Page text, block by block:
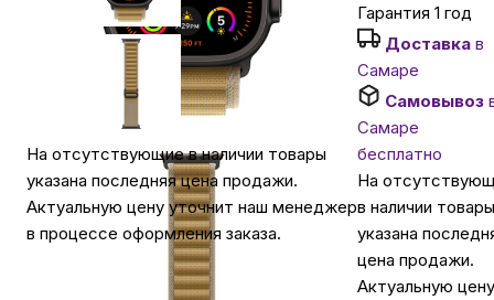
На отсутствующие в наличии товары
указана последняя цена продажи.
Актуальную цену уточнит наш менеджер
в процессе оформления заказа.
Гарантия 1 год
Доставка в
Самаре
Самовывоз
Самаре
бесплатно
На
в наличии товары
указана
цена продажи.
Актуальную цену